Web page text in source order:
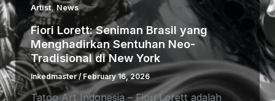
Artist, News
Fiori Lorett: Seniman Brasil yang
Menghadirkan Sentuhan Neo-
Tradisional di New York
Inkedmaster/ February 16, 2026
Tatoo Art Indonesia – Fiori Lorett adalah